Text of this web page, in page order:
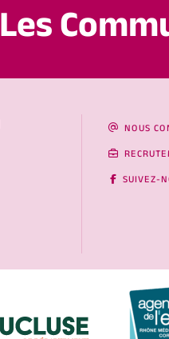
Les
NOUS
SUIVEZ-